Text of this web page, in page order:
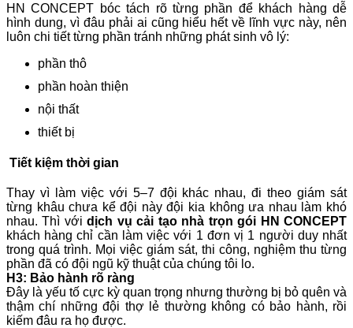
HN CONCEPT bóc tách rõ từng phần để khách hàng dễ
hình dung, vì đâu phải ai cũng hiểu hết về lĩnh vực này, nên
luôn chi tiết từng phần tránh những phát sinh vô lý:
phần thô
phần hoàn thiện
nội thất
thiết bị
Tiết kiệm thời gian
Thay vì làm việc với 5–7 đội khác nhau, đi theo giám sát
từng khâu chưa kể đội này đội kia không ưa nhau làm khó
nhau. Thì vớidịch vụ cải tạo nhà trọn gói HN CONCEPT
khách hàng chỉ cần làm việc với 1 đơn vị 1 người duy nhất
trong quá trình. Mọi việc giám sát, thi công, nghiệm thu từng
phần đã có đội ngũ kỹ thuật của chúng tôi lo.
H3: Bảo hành rõ ràng
Đây là yếu tố cực kỳ quan trọng nhưng thường bị bỏ quên và
thậm chí những đội thợ lẻ thường không có bảo hành, rồi
kiếm đâu ra họ được.